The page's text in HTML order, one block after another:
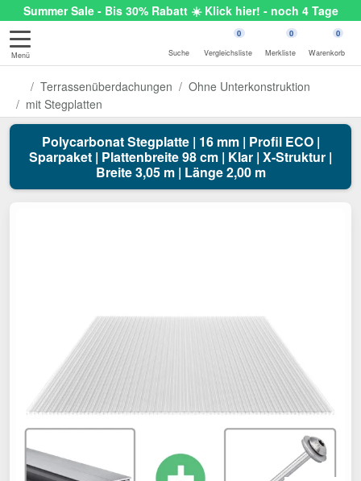
Summer Sale - Bis 30% Rabatt ☀️ Klick hier! - noch 4 Tage
Menü Suche
0
Vergleichsliste
0
Merkliste
0
Warenkorb
Terrassenüberdachungen
Ohne Unterkonstruktion
mit Stegplatten
Polycarbonat Stegplatte | 16 mm | Profil ECO |
Sparpaket | Plattenbreite 98 cm | Klar | X-Struktur |
Breite 3,05 m | Länge 2,00 m